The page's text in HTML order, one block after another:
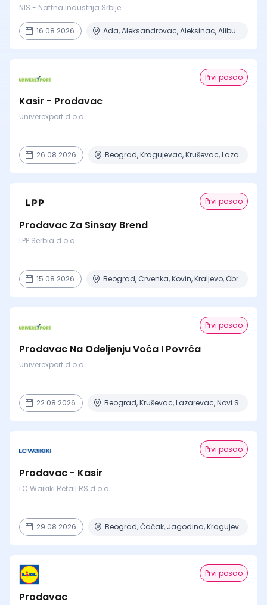
NIS - Naftna Industrija Srbije
16.08.2026. Ada, Aleksandrovac, Aleksinac, Alibunar, Apatin + 206 mesta
Prvi posao
Kasir - Prodavac
Univerexport d.o.o.
26.08.2026. Beograd, Kragujevac, Kruševac, Lazarevac, Mladenovac + 6 mesta
Prvi posao
Prodavac Za Sinsay Brend
LPP Serbia d.o.o.
15.08.2026. Beograd, Crvenka, Kovin, Kraljevo, Obrenovac + 6 mesta
Prvi posao
Prodavac Na Odeljenju Voća I Povrća
Univerexport d.o.o.
22.08.2026. Beograd, Kruševac, Lazarevac, Novi Sad, Obrenovac
Prvi posao
Prodavac - Kasir
LC Waikiki Retail RS d.o.o.
29.08.2026. Beograd, Čačak, Jagodina, Kragujevac, Kruševac + 15 mesta
Prvi posao
Prodavac